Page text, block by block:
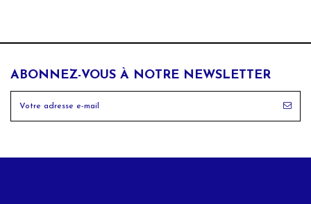
ABONNEZ-VOUS À NOTRE NEWSLETTER